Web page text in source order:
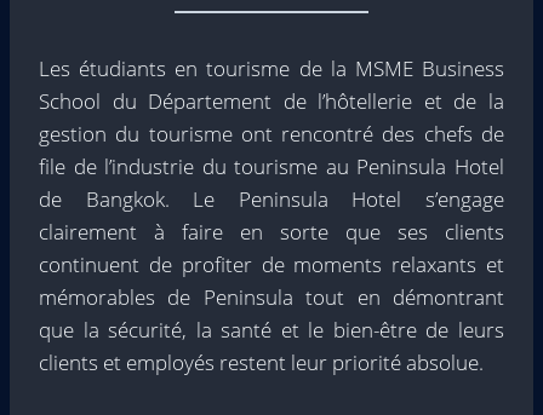
Les étudiants en tourisme de la MSME Business
School du Département de l’hôtellerie et de la
gestion du tourisme ont rencontré des chefs de
file de l’industrie du tourisme au Peninsula Hotel
de Bangkok. Le Peninsula Hotel s’engage
clairement à faire en sorte que ses clients
continuent de profiter de moments relaxants et
mémorables de Peninsula tout en démontrant
que la sécurité, la santé et le bien-être de leurs
clients et employés restent leur priorité absolue.